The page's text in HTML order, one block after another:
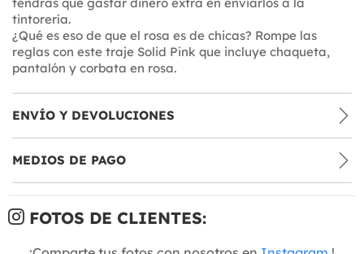
tintorería.
¿Qué es eso de que el rosa es de chicas? Rompe las
reglas con este traje Solid Pink que incluye chaqueta,
pantalón y corbata en rosa.
ENVÍO Y DEVOLUCIONES
MEDIOS DE PAGO
FOTOS DE CLIENTES: